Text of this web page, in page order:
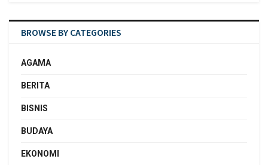
BROWSE BY CATEGORIES
AGAMA
BERITA
BISNIS
BUDAYA
EKONOMI